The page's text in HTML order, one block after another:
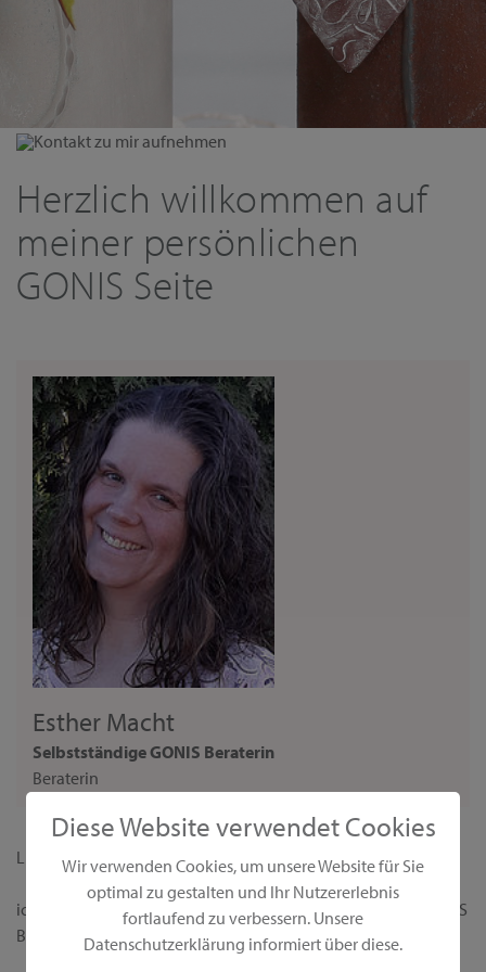
Diese Website verwendet Cookies
Wir verwenden Cookies, um unsere Website für Sie
optimal zu gestalten und Ihr Nutzererlebnis
fortlaufend zu verbessern. Unsere
Datenschutzerklärung informiert über diese.
Kontakt zu mir aufnehmen
Herzlich willkommen auf
meiner persönlichen
GONIS Seite
Esther Macht
Selbstständige GONIS Beraterin
Beraterin
Liebe Interessentin,
ich begrüße dich ganz herzlich auf meiner persönlichen GONIS
Beraterseite!